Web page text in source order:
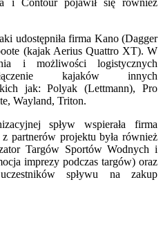
i Contour pojawił się również
udostępniła firma Kano (Dagger
(kajak Aerius Quattro XT). W
i możliwości logistycznych
kajaków innych
jak: Polyak (Lettmann), Pro
Wayland, Triton.
spływ wspierała firma
partnerów projektu była również
Targów Sportów Wodnych i
imprezy podczas targów) oraz
spływu na zakup